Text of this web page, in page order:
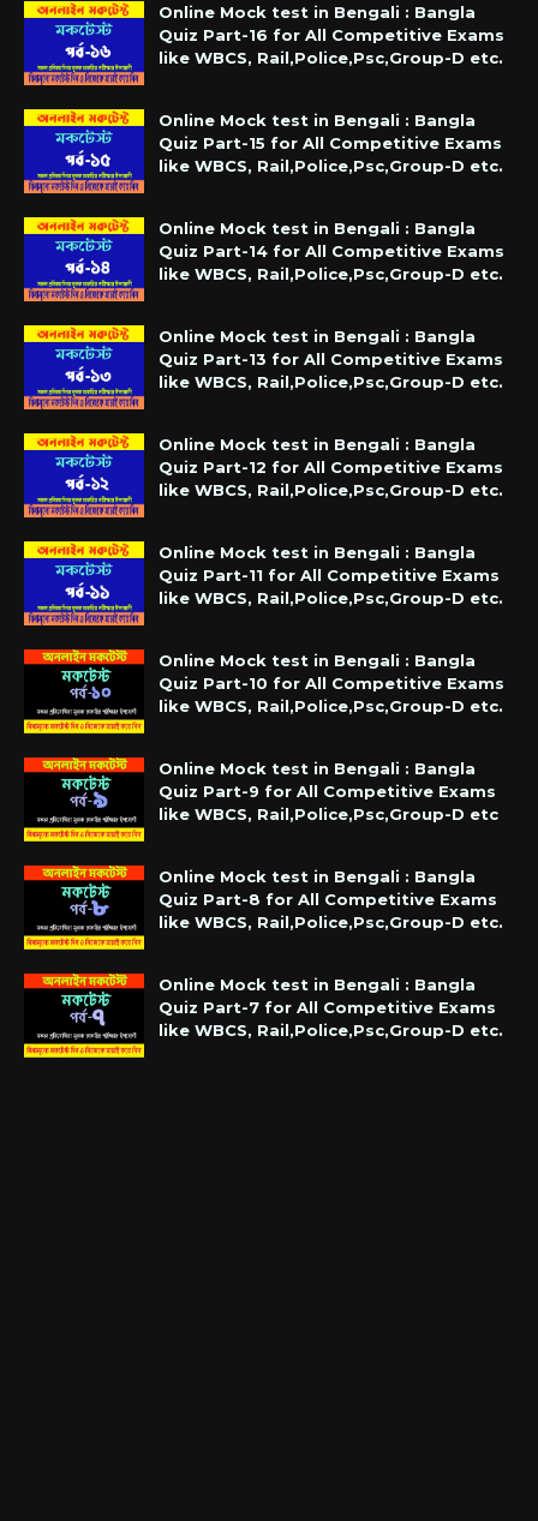
Online Mock test in Bengali : Bangla
Quiz Part-16 for All Competitive Exams
like WBCS, Rail,Police,Psc,Group-D etc.
Online Mock test in Bengali : Bangla
Quiz Part-15 for All Competitive Exams
like WBCS, Rail,Police,Psc,Group-D etc.
Online Mock test in Bengali : Bangla
Quiz Part-14 for All Competitive Exams
like WBCS, Rail,Police,Psc,Group-D etc.
Online Mock test in Bengali : Bangla
Quiz Part-13 for All Competitive Exams
like WBCS, Rail,Police,Psc,Group-D etc.
Online Mock test in Bengali : Bangla
Quiz Part-12 for All Competitive Exams
like WBCS, Rail,Police,Psc,Group-D etc.
Online Mock test in Bengali : Bangla
Quiz Part-11 for All Competitive Exams
like WBCS, Rail,Police,Psc,Group-D etc.
Online Mock test in Bengali : Bangla
Quiz Part-10 for All Competitive Exams
like WBCS, Rail,Police,Psc,Group-D etc.
Online Mock test in Bengali : Bangla
Quiz Part-9 for All Competitive Exams
like WBCS, Rail,Police,Psc,Group-D etc
Online Mock test in Bengali : Bangla
Quiz Part-8 for All Competitive Exams
like WBCS, Rail,Police,Psc,Group-D etc.
Online Mock test in Bengali : Bangla
Quiz Part-7 for All Competitive Exams
like WBCS, Rail,Police,Psc,Group-D etc.